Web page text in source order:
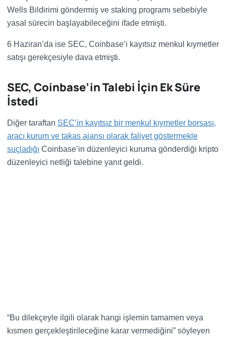
Wells Bildirimi göndermiş ve staking programı sebebiyle
yasal sürecin başlayabileceğini ifade etmişti.
6 Haziran’da ise SEC, Coinbase’i kayıtsız menkul kıymetler
satışı gerekçesiyle dava etmişti.
SEC, Coinbase’in Talebi İçin Ek Süre
İstedi
Diğer taraftan SEC’in kayıtsız bir menkul kıymetler borsası,
aracı kurum ve takas ajansı olarak faliyet göstermekle
suçladığı Coinbase’in düzenleyici kuruma gönderdiği kripto
düzenleyici netliği talebine yanıt geldi.
“Bu dilekçeyle ilgili olarak hangi işlemin tamamen veya
kısmen gerçekleştirileceğine karar vermediğini” söyleyen